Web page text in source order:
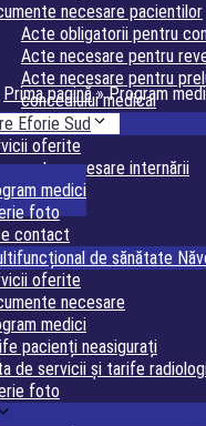
necesare pacientilor
Acte obligatorii pentru
Acte necesare pentru
Acte necesare pentru
concediului medical
Eforie Sud
oferite
necesare internării
medici
foto
contact
de sănătate
oferite
necesare
medici
pacienți neasigurați
de servicii și tarife
foto
Prima pagină »Program